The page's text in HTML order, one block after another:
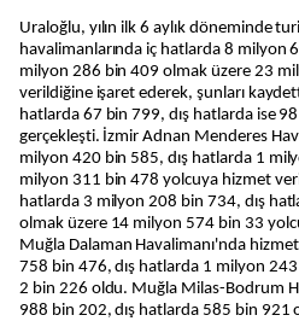
Uraloğlu, yılın ilk 6 aylık döneminde
havalimanlarında iç hatlarda 8 milyon
milyon 286 bin 409 olmak üzere 23
verildiğine işaret ederek, şunları
hatlarda 67 bin 799, dış hatlarda ise
gerçekleşti. İzmir Adnan Menderes
milyon 420 bin 585, dış hatlarda 1
milyon 311 bin 478 yolcuya hizmet
hatlarda 3 milyon 208 bin 734, dış
olmak üzere 14 milyon 574 bin 33
Muğla Dalaman Havalimanı'nda
758 bin 476, dış hatlarda 1 milyon
2 bin 226 oldu. Muğla Milas-Bodrum
988 bin 202, dış hatlarda 585 bin 921